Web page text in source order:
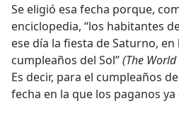
Se eligió esa fecha porque,
enciclopedia, “los habitantes
ese día la fiesta de Saturno,
cumpleaños del Sol”(The
Es decir, para el cumpleaños
fecha en la que los paganos